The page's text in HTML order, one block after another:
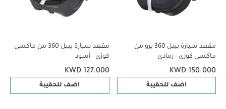
مقعد سيارة بيبل 360 برو من
ماكسي كوزي - رمادي
KWD 150.000
اضف للحقيبة
مقعد سيارة بيبل 360 من ماكسي
كوزي - أسود
KWD 127.000
اضف للحقيبة